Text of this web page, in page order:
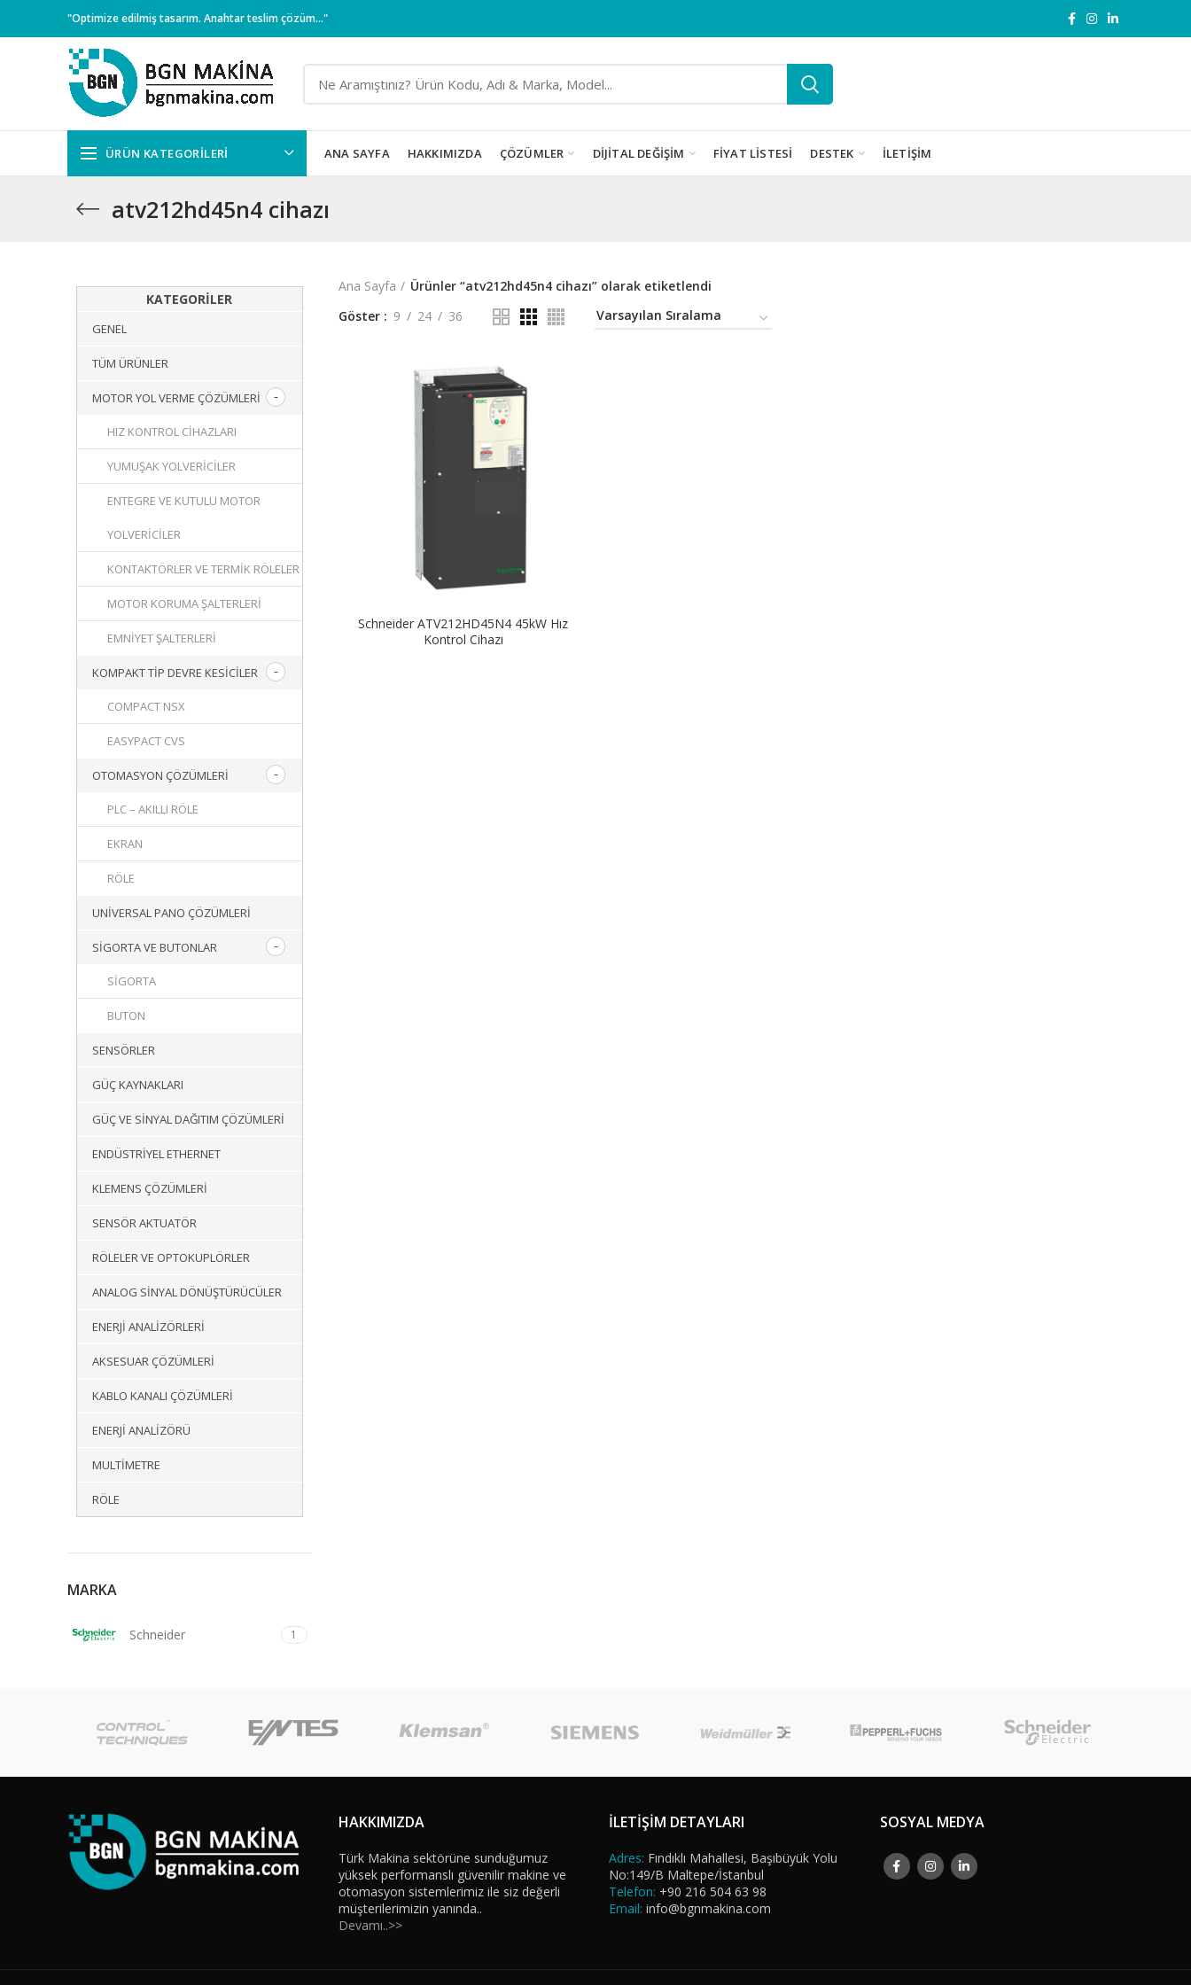
"Optimize edilmiş tasarım. Anahtar teslim çözüm..."
ÜRÜN KATEGORILERI ANA SAYFA HAKKIMIZDA ÇÖZÜMLER DIJITAL DEĞIŞIM FIYAT LISTESI DESTEK İLETIŞIM
atv212hd45n4 cihazı
KATEGORILER
GENEL
TÜM ÜRÜNLER
MOTOR YOL VERME ÇÖZÜMLERI
HIZ KONTROL CIHAZLARI
YUMUŞAK YOLVERICILER
ENTEGRE VE KUTULU MOTOR
YOLVERICILER
KONTAKTÖRLER VE TERMIK RÖLELER
MOTOR KORUMA ŞALTERLERI
EMNIYET ŞALTERLERI
KOMPAKT TIP DEVRE KESICILER
COMPACT NSX
EASYPACT CVS
OTOMASYON ÇÖZÜMLERI
PLC – AKILLI RÖLE
EKRAN
RÖLE
UNIVERSAL PANO ÇÖZÜMLERI
SIGORTA VE BUTONLAR
SIGORTA
BUTON
SENSÖRLER
GÜÇ KAYNAKLARI
GÜÇ VE SINYAL DAĞITIM ÇÖZÜMLERI
ENDÜSTRIYEL ETHERNET
KLEMENS ÇÖZÜMLERI
SENSÖR AKTUATÖR
RÖLELER VE OPTOKUPLÖRLER
ANALOG SINYAL DÖNÜŞTÜRÜCÜLER
ENERJI ANALIZÖRLERI
AKSESUAR ÇÖZÜMLERI
KABLO KANALI ÇÖZÜMLERI
ENERJI ANALIZÖRÜ
MULTIMETRE
RÖLE
MARKA
Schneider 1
Ana Sayfa
Ürünler “atv212hd45n4 cihazı” olarak etiketlendi
Göster
9 24 36
Schneider ATV212HD45N4 45kW Hız
Kontrol Cihazı
HAKKIMIZDA
Türk Makina sektörüne sunduğumuz
yüksek performanslı güvenilir makine ve
otomasyon sistemlerimiz ile siz değerli
müşterilerimizin yanında..
Devamı..>>
İLETİŞİM DETAYLARI
Adres: Fındıklı Mahallesi, Başıbüyük Yolu
No:149/B Maltepe/İstanbul
Telefon: +90 216 504 63 98
Email: info@bgnmakina.com
SOSYAL MEDYA